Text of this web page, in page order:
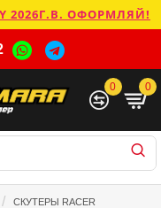
2026Г.В. ОФОРМЛЯЙ!
0 0
СКУТЕРЫ RACER